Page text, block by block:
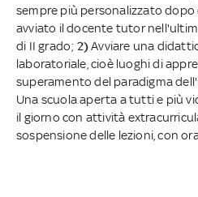
sempre più personalizzato
avviato il docente tutor
di II grado; 2)Avviare una
laboratoriale, cioè luoghi di
superamento del paradigma
Una scuola aperta a tutti e più
il giorno con attività
sospensione delle lezioni, con